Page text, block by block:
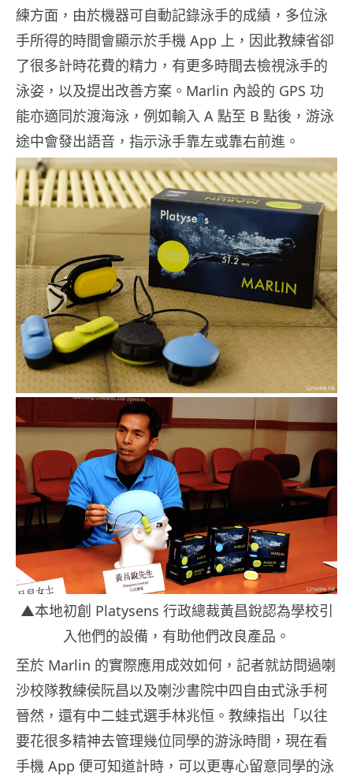
練方面，由於機器可自動記錄泳手的成績，多位泳
手所得的時間會顯示於手機 App 上，因此教練省卻
了很多計時花費的精力，有更多時間去檢視泳手的
泳姿，以及提出改善方案。Marlin 內設的 GPS 功
能亦適同於渡海泳，例如輸入 A 點至 B 點後，游泳
途中會發出語音，指示泳手靠左或靠右前進。
▲本地初創 Platysens 行政總裁黃昌銳認為學校引
入他們的設備，有助他們改良產品。
至於 Marlin 的實際應用成效如何，記者就訪問過喇
沙校隊教練侯阮昌以及喇沙書院中四自由式泳手柯
晉然，還有中二蛙式選手林兆恒。教練指出「以往
要花很多精神去管理幾位同學的游泳時間，現在看
手機 App 便可知道計時，可以更專心留意同學的泳